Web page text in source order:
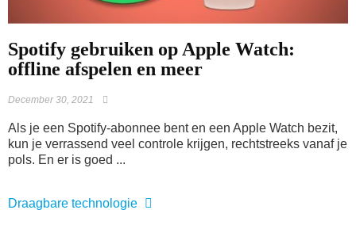
Spotify gebruiken op Apple Watch:
offline afspelen en meer
December 30, 2021
Als je een Spotify-abonnee bent en een Apple Watch bezit,
kun je verrassend veel controle krijgen, rechtstreeks vanaf je
pols. En er is goed ...
Draagbare technologie